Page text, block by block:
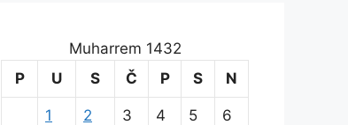
Muharrem 1432
P
U S Č P S N
1 2 3 4 5 6